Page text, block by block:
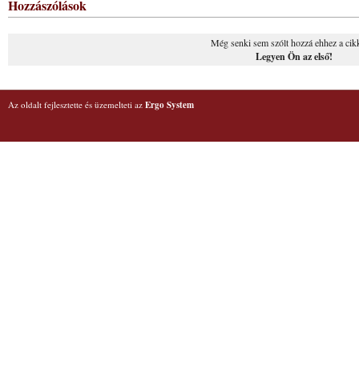
Hozzászólások
Még senki sem szólt hozzá ehhez a
Legyen Ön az első!
Az oldalt fejlesztette és üzemelteti az Ergo System